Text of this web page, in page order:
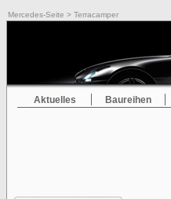
Mercedes-Seite > Terracamper
Aktuelles Baureihen